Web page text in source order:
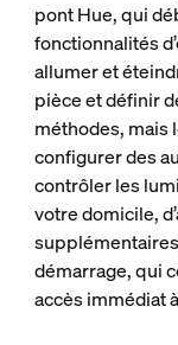
pont Hue, qui
fonctionnalités
allumer et
pièce et définir
méthodes, mais
configurer des
contrôler les
votre domicile,
démarrage, qui
accès immédiat